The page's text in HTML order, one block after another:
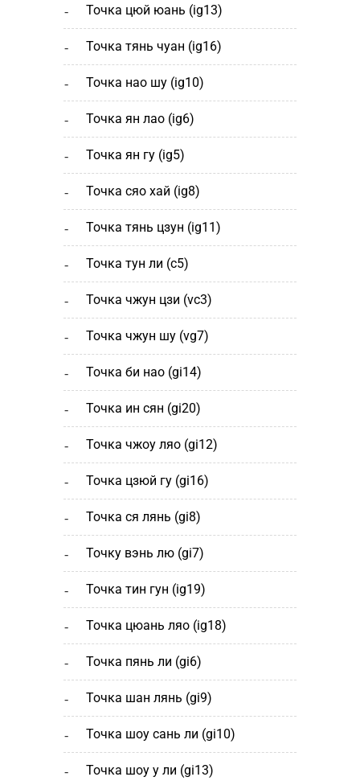
точка цюй юань (ig13)
точка тянь чуан (ig16)
точка нао шу (ig10)
точка ян лао (ig6)
точка ян гу (ig5)
точка сяо хай (ig8)
точка тянь цзун (ig11)
точка тун ли (c5)
точка чжун цзи (vc3)
точка чжун шу (vg7)
точка би нао (gi14)
точка ин сян (gi20)
точка чжоу ляо (gi12)
точка цзюй гу (gi16)
точка ся лянь (gi8)
точку вэнь лю (gi7)
точка тин гун (ig19)
точка цюань ляо (ig18)
точка пянь ли (gi6)
точка шан лянь (gi9)
точка шоу сань ли (gi10)
точка шоу у ли (gi13)